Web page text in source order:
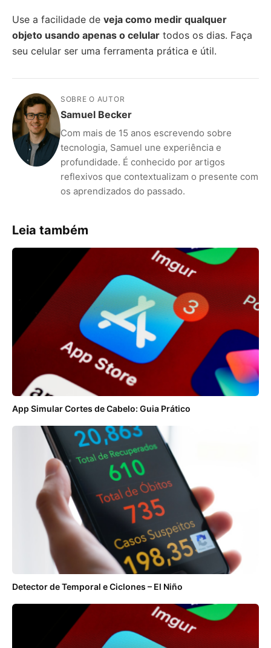
Use a facilidade de veja como medir qualquer
objeto usando apenas o celular todos os dias. Faça
seu celular ser uma ferramenta prática e útil.
SOBRE O AUTOR
Samuel Becker
Com mais de 15 anos escrevendo sobre
tecnologia, Samuel une experiência e
profundidade. É conhecido por artigos
reflexivos que contextualizam o presente com
os aprendizados do passado.
Leia também
App Simular Cortes de Cabelo: Guia Prático
Detector de Temporal e Ciclones – El Niño